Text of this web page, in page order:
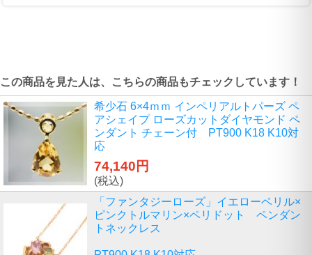
この商品を見た人は、こちらの商品もチェックしています！
希少石 6×4ｍｍ インペリアルトパーズ ペ
アシェイプ ローズカットダイヤモンド ペ
ンダント チェーン付 PT900 K18 K10対
応
74,140円
(税込)
「ファンタジーローズ」イエローベリル×
ピンクトルマリン×ペリドット ペンダン
トネックレス